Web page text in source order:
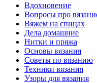
Вдохновение
Вопросы про
Вяжем на спицах
Дела домашние
Нитки и пряжа
Основы вязания
Советы по вязанию
Техники вязания
Узоры для вязания